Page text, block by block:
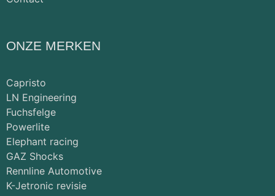
ONZE MERKEN
Capristo
LN Engineering
Fuchsfelge
Powerlite
Elephant racing
GAZ Shocks
Rennline Automotive
K-Jetronic revisie